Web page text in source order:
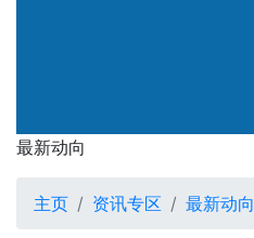
最新动向
最新动向
主页 资讯专区 最新动向